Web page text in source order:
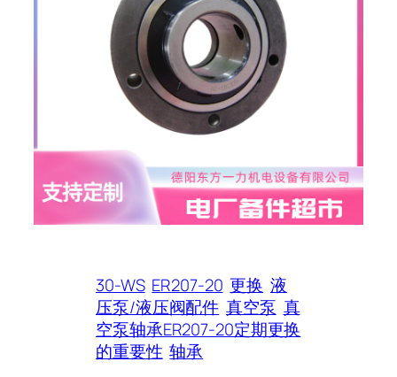
30-WS ER207-20 更换 液
压泵/液压阀配件 真空泵 真
空泵轴承ER207-20定期更换
的重要性 轴承